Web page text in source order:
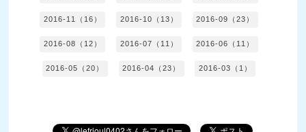
2016-11（16） 2016-10（13） 2016-09（23）
2016-08（12） 2016-07（11） 2016-06（11）
2016-05（20） 2016-04（23） 2016-03（1）